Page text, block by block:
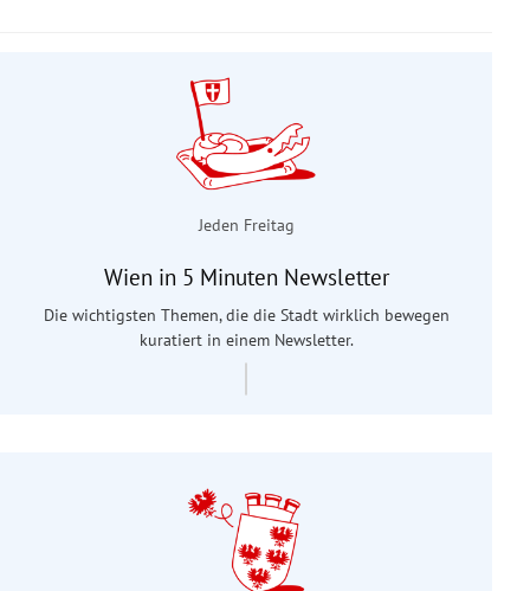
Jeden Freitag
Wien in 5 Minuten Newsletter
Die wichtigsten Themen, die die Stadt wirklich bewegen
kuratiert in einem Newsletter.